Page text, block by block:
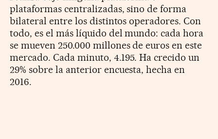
plataformas centralizadas, sino de forma
bilateral entre los distintos operadores. Con
todo, es el más líquido del mundo: cada hora
se mueven 250.000 millones de euros en este
mercado. Cada minuto, 4.195. Ha crecido un
29% sobre la anterior encuesta, hecha en
2016.